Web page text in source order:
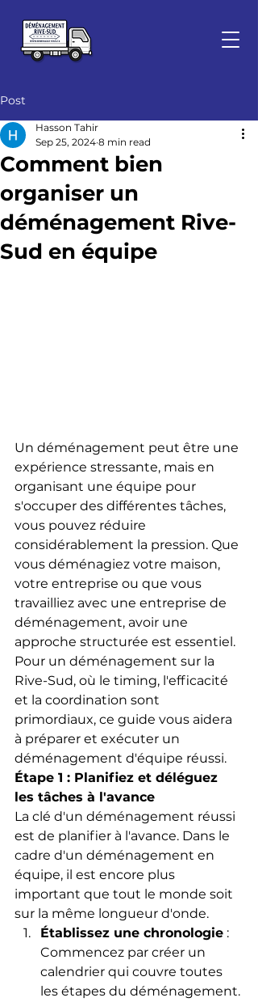
Post
Comment bien
organiser un
déménagement Rive-
Sud en équipe
Hasson Tahir
Sep 25, 2024 8 min read
Un déménagement peut être une
expérience stressante, mais en
organisant une équipe pour
s'occuper des différentes tâches,
vous pouvez réduire
considérablement la pression. Que
vous déménagiez votre maison,
votre entreprise ou que vous
travailliez avec une entreprise de
déménagement, avoir une
approche structurée est essentiel.
Pour un déménagement sur la
Rive-Sud, où le timing, l'efficacité
et la coordination sont
primordiaux, ce guide vous aidera
à préparer et exécuter un
déménagement d'équipe réussi.
Étape 1 : Planifiez et déléguez
les tâches à l'avance
La clé d'un déménagement réussi
est de planifier à l'avance. Dans le
cadre d'un déménagement en
équipe, il est encore plus
important que tout le monde soit
sur la même longueur d'onde.
Établissez une chronologie :
Commencez par créer un
calendrier qui couvre toutes
les étapes du déménagement.